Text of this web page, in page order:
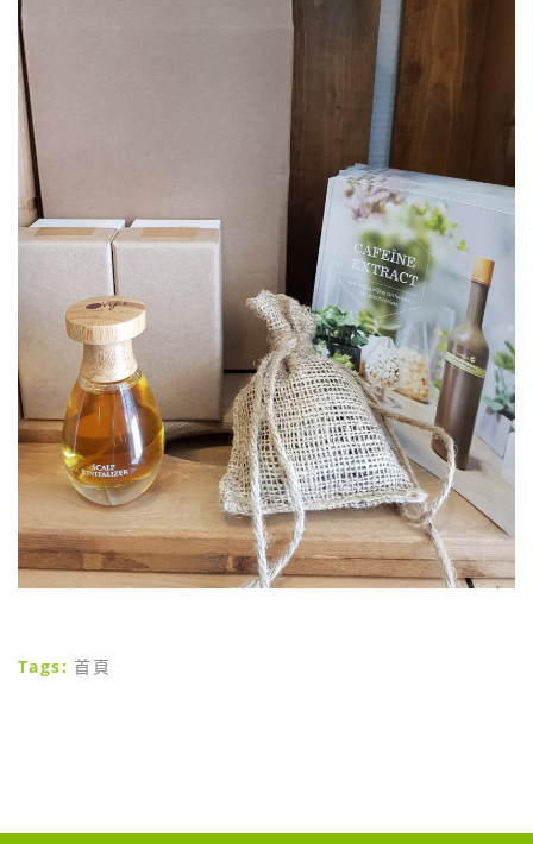
Tags: 首頁